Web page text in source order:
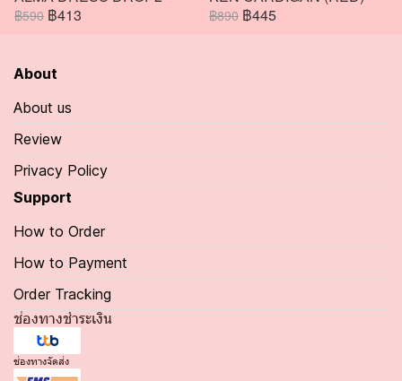
฿590 ฿413 ฿890 ฿445
About
About us
Review
Privacy Policy
Support
How to Order
How to Payment
Order Tracking
ช่องทางชำระเงิน
ช่องทางจัดส่ง